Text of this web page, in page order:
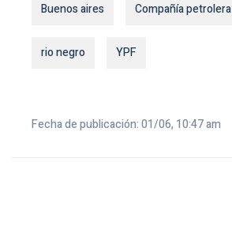
Buenos aires Compañía petrolera
rio negro YPF
Fecha de publicación: 01/06, 10:47 am